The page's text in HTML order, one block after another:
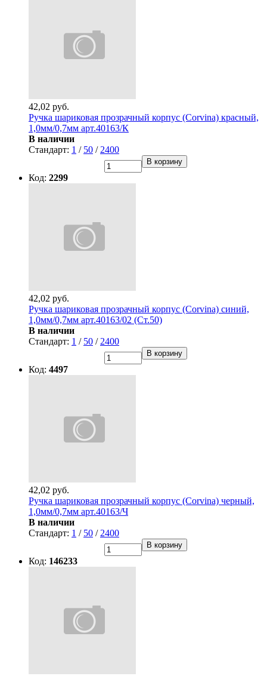
42,02 руб.
Ручка шариковая прозрачный корпус (Corvina) красный,
1,0мм/0,7мм арт.40163/К
В наличии
Стандарт: 1 / 50 / 2400
В корзину
Код: 2299
42,02 руб.
Ручка шариковая прозрачный корпус (Corvina) синий,
1,0мм/0,7мм арт.40163/02 (Ст.50)
В наличии
Стандарт: 1 / 50 / 2400
В корзину
Код: 4497
42,02 руб.
Ручка шариковая прозрачный корпус (Corvina) черный,
1,0мм/0,7мм арт.40163/Ч
В наличии
Стандарт: 1 / 50 / 2400
В корзину
Код: 146233